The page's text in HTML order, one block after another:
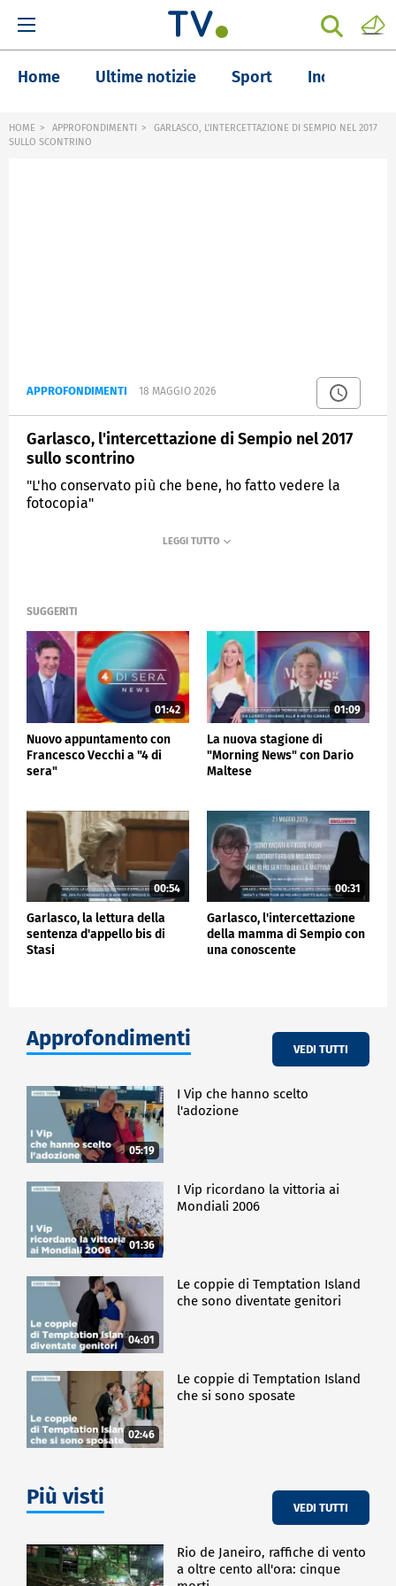
Home Ultime notizie Sport Inchieste
HOME APPROFONDIMENTI
GARLASCO, L'INTERCETTAZIONE DI SEMPIO NEL 2017
SULLO SCONTRINO
APPROFONDIMENTI 18 MAGGIO 2026
Garlasco, l'intercettazione di Sempio nel 2017
sullo scontrino
"L'ho conservato più che bene, ho fatto vedere la
fotocopia"
MATTINO CINQUE
SUGGERITI
01:42
Nuovo appuntamento con
Francesco Vecchi a "4 di
sera"
01:09
La nuova stagione di
"Morning News" con Dario
Maltese
00:54
Garlasco, la lettura della
sentenza d'appello bis di
Stasi
00:31
Garlasco, l'intercettazione
della mamma di Sempio con
una conoscente
Approfondimenti VEDI TUTTI
05:19
I Vip che hanno scelto
l'adozione
01:36
I Vip ricordano la vittoria ai
Mondiali 2006
04:01
Le coppie di Temptation Island
che sono diventate genitori
02:46
Le coppie di Temptation Island
che si sono sposate
Più visti VEDI TUTTI
Rio de Janeiro, raffiche di vento
a oltre cento all'ora: cinque